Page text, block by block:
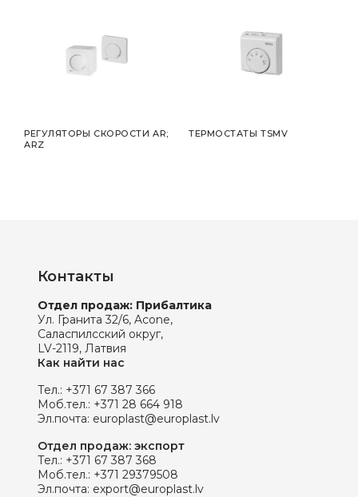
РЕГУЛЯТОРЫ СКОРОСТИ AR;
ARZ
ТЕРМОСТАТЫ TSMV
Контакты
Отдел продаж: Прибалтика
Ул. Гранита 32/6, Acone,
Саласпилсский округ,
LV-2119, Латвия
Как найти нас
Тел.: +371 67 387 366
Моб.тел.: +371 28 664 918
Эл.почта: europlast@europlast.lv
Отдел продаж: экспорт
Тел.: +371 67 387 368
Моб.тел.: +371 29379508
Эл.почта: export@europlast.lv